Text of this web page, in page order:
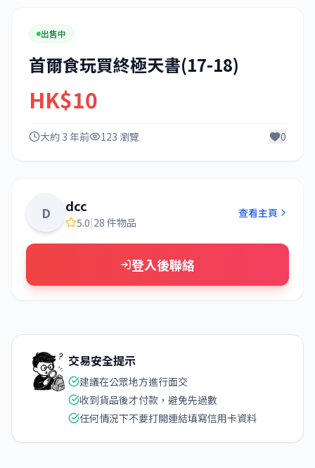
出售中
首爾食玩買終極天書(17-18)
HK$10
大約 3 年前 123 瀏覽 0
D dcc
5.0|28 件物品
查看主頁
登入後聯絡
交易安全提示
建議在公眾地方進行面交
收到貨品後才付款，避免先過數
任何情況下不要打開連結填寫信用卡資料